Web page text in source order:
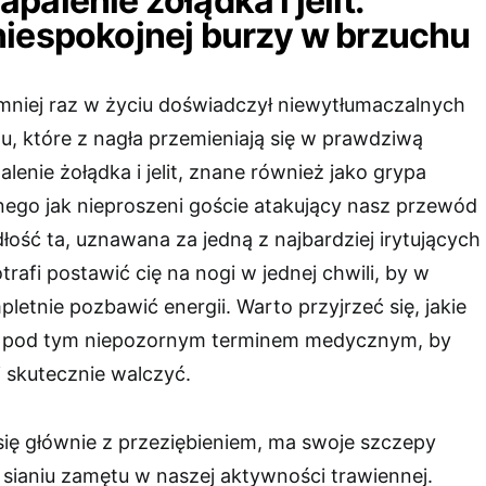
burzy w brzuchu
raz w życiu doświadczył niewytłumaczalnych
które z nagła przemieniają się w prawdziwą
żołądka i jelit, znane również jako grypa
jak nieproszeni goście atakujący nasz przewód
ta, uznawana za jedną z najbardziej irytujących
postawić cię na nogi w jednej chwili, by w
pozbawić energii. Warto przyjrzeć się, jakie
tym niepozornym terminem medycznym, by
walczyć.
głównie z przeziębieniem, ma swoje szczepy
zamętu w naszej aktywności trawiennej.